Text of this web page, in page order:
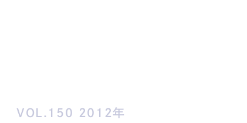
よくある質問・用語集
VOL.150 2012年